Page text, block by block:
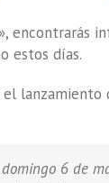
encontrarás
estos días.
lanzamiento
6 de